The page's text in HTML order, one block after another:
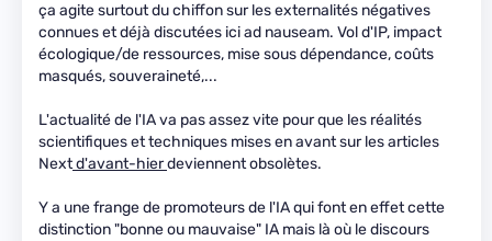
ça agite surtout du chiffon sur les externalités négatives
connues et déjà discutées ici ad nauseam. Vol d'IP, impact
écologique/de ressources, mise sous dépendance, coûts
masqués, souveraineté,...
L'actualité de l'IA va pas assez vite pour que les réalités
scientifiques et techniques mises en avant sur les articles
Nextd'avant-hierdeviennent obsolètes.
Y a une frange de promoteurs de l'IA qui font en effet cette
distinction "bonne ou mauvaise" IA mais là où le discours